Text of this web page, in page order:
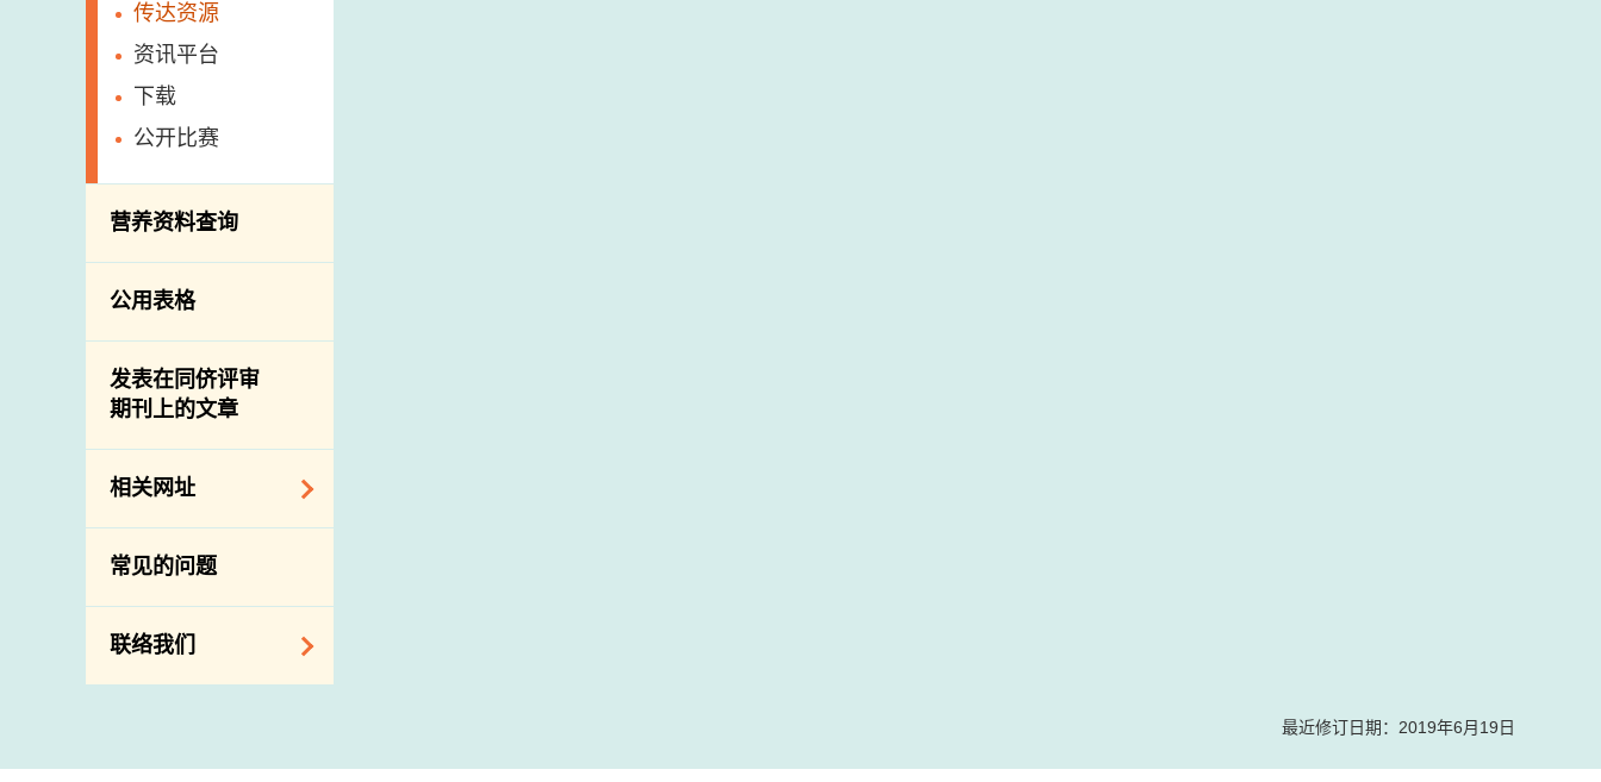
屠房及肉类检验
传达资源
资讯平台
下载
公开比赛
营养资料查询
公用表格
发表在同侪评审
期刊上的文章
相关网址
相关政府部门／机
构
常见的问题
联络我们
地址及电话
最近修订日期：2019年6月19日